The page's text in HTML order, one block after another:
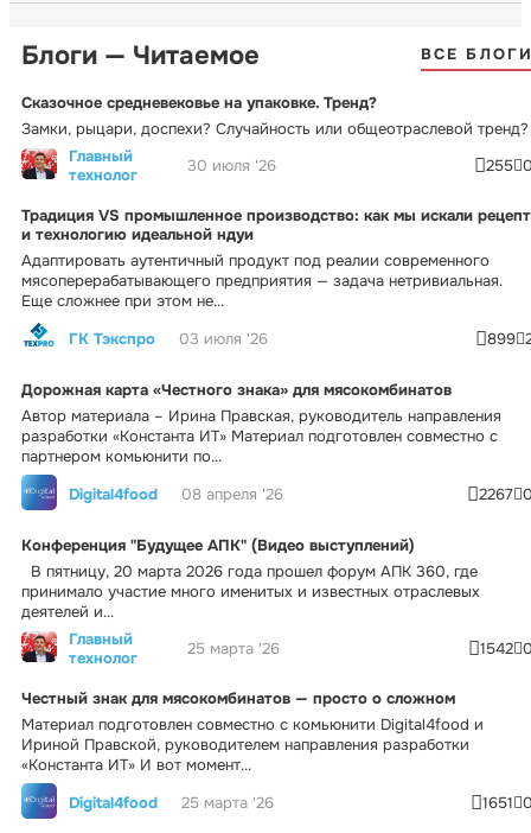
Блоги — Читаемое ВСЕ
Сказочное средневековье на упаковке. Тренд?
Замки, рыцари, доспехи? Случайность или общеотраслевой тренд?
Главный
технолог
30 июля '26 255
Традиция VS промышленное производство: как мы искали рецепт
и технологию идеальной ндуи
Адаптировать аутентичный продукт под реалии современного
мясоперерабатывающего предприятия — задача нетривиальная.
Еще сложнее при этом не...
ГК Тэкспро
03 июля '26 899
Дорожная карта «Честного знака» для мясокомбинатов
Автор материала – Ирина Правская, руководитель направления
разработки «Константа ИТ» Материал подготовлен совместно с
партнером комьюнити по...
Digital4food
08 апреля '26 2267
Конференция "Будущее АПК" (Видео выступлений)
В пятницу, 20 марта 2026 года прошел форум АПК 360, где
принимало участие много именитых и известных отраслевых
деятелей и...
Главный
технолог
25 марта '26 1542
Честный знак для мясокомбинатов — просто о сложном
Материал подготовлен совместно с комьюнити Digital4food и
Ириной Правской, руководителем направления разработки
«Константа ИТ» И вот момент...
Digital4food
25 марта '26 1651